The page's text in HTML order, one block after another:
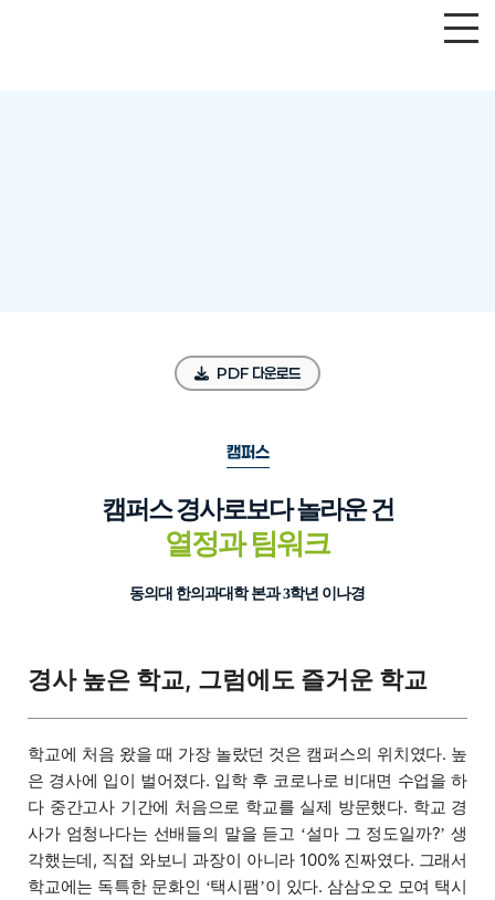
PDF 다운로드
캠퍼스
캠퍼스 경사로보다 놀라운 건
열정과 팀워크
동의대 한의과대학 본과 3학년 이나경
경사 높은 학교, 그럼에도 즐거운 학교
학교에 처음 왔을 때 가장 놀랐던 것은 캠퍼스의 위치였다. 높
은 경사에 입이 벌어졌다. 입학 후 코로나로 비대면 수업을 하
다 중간고사 기간에 처음으로 학교를 실제 방문했다. 학교 경
사가 엄청나다는 선배들의 말을 듣고 ‘설마 그 정도일까?’ 생
각했는데, 직접 와보니 과장이 아니라 100% 진짜였다. 그래서
학교에는 독특한 문화인 ‘택시팸’이 있다. 삼삼오오 모여 택시